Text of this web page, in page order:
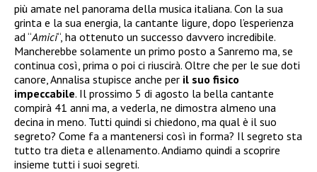
più amate nel panorama della musica italiana. Con la sua
grinta e la sua energia, la cantante ligure, dopo l’esperienza
ad “Amici“, ha ottenuto un successo davvero incredibile.
Mancherebbe solamente un primo posto a Sanremo ma, se
continua così, prima o poi ci riuscirà. Oltre che per le sue doti
canore, Annalisa stupisce anche per il suo fisico
impeccabile. Il prossimo 5 di agosto la bella cantante
compirà 41 anni ma, a vederla, ne dimostra almeno una
decina in meno. Tutti quindi si chiedono, ma qual è il suo
segreto? Come fa a mantenersi così in forma? Il segreto sta
tutto tra dieta e allenamento. Andiamo quindi a scoprire
insieme tutti i suoi segreti.